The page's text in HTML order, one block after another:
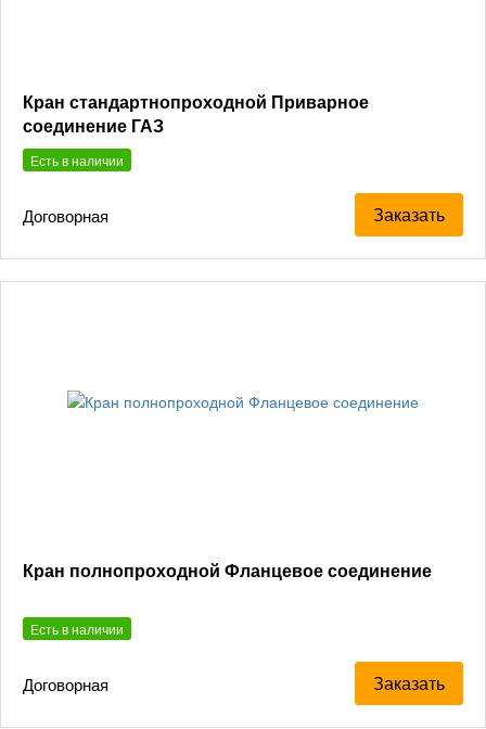
Кран стандартнопроходной Приварное
соединение ГАЗ
Есть в наличии
Договорная Заказать
Кран полнопроходной Фланцевое соединение
Есть в наличии
Договорная Заказать